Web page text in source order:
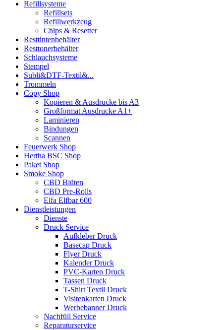
Refillsysteme
Refillsets
Refillwerkzeug
Chips & Resetter
Resttintenbehälter
Resttonerbehälter
Schlauchsysteme
Stempel
Subli&DTF-Textil&...
Trommeln
Copy Shop
Kopieren & Ausdrucke bis A3
Großformat Ausdrucke A1+
Laminieren
Bindungen
Scannen
Feuerwerk Shop
Hertha BSC Shop
Paket Shop
Smoke Shop
CBD Blüten
CBD Pre-Rolls
Elfa Elfbar 600
Dienstleistungen
Dienste
Druck Service
Aufkleber Druck
Basecap Druck
Flyer Druck
Kalender Druck
PVC-Karten Druck
Tassen Druck
T-Shirt Textil Druck
Visitenkarten Druck
Werbebanner Druck
Nachfüll Service
Reparaturservice